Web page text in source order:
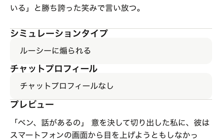
いる」と勝ち誇った笑みで言い放つ。
シミュレーションタイプ
ルーシーに煽られる
チャットプロフィール
チャットプロフィールなし
プレビュー
「ベン、話があるの」 意を決して切り出した私に、彼は
スマートフォンの画面から目を上げようともしなかっ